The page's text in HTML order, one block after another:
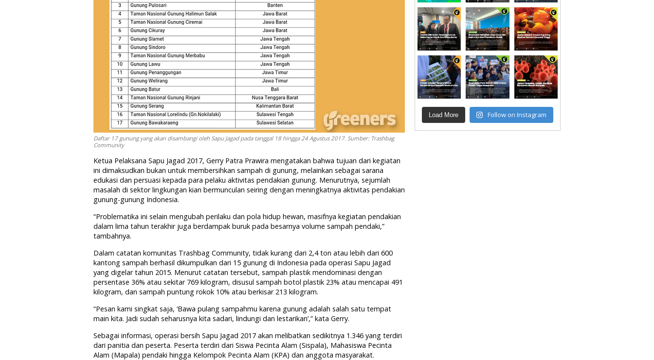
Daftar 17 gunung yang akan disambangi oleh Sapu Jagad pada tanggal 18 hingga 24 Agustus 2017. Sumber: Trashbag
Community
Ketua Pelaksana Sapu Jagad 2017, Gerry Patra Prawira mengatakan bahwa tujuan dari kegiatan
ini dimaksudkan bukan untuk membersihkan sampah di gunung, melainkan sebagai sarana
edukasi dan persuasi kepada para pelaku aktivitas pendakian gunung. Menurutnya, sejumlah
masalah di sektor lingkungan kian bermunculan seiring dengan meningkatnya aktivitas pendakian
gunung-gunung Indonesia.
“Problematika ini selain mengubah perilaku dan pola hidup hewan, masifnya kegiatan pendakian
dalam lima tahun terakhir juga berdampak buruk pada besarnya volume sampah pendaki,”
tambahnya.
Dalam catatan komunitas Trashbag Community, tidak kurang dari 2,4 ton atau lebih dari 600
kantong sampah berhasil dikumpulkan dari 15 gunung di Indonesia pada operasi Sapu Jagad
yang digelar tahun 2015. Menurut catatan tersebut, sampah plastik mendominasi dengan
persentase 36% atau sekitar 769 kilogram, disusul sampah botol plastik 23% atau mencapai 491
kilogram, dan sampah puntung rokok 10% atau berkisar 213 kilogram.
“Pesan kami singkat saja, ‘Bawa pulang sampahmu karena gunung adalah salah satu tempat
main kita. Jadi sudah seharusnya kita sadari, lindungi dan lestarikan’,” kata Gerry.
Sebagai informasi, operasi bersih Sapu Jagad 2017 akan melibatkan sedikitnya 1.346 yang terdiri
dari panitia dan peserta. Peserta terdiri dari Siswa Pecinta Alam (Sispala), Mahasiswa Pecinta
Alam (Mapala) pendaki hingga Kelompok Pecinta Alam (KPA) dan anggota masyarakat.
Load More Follow on Instagram